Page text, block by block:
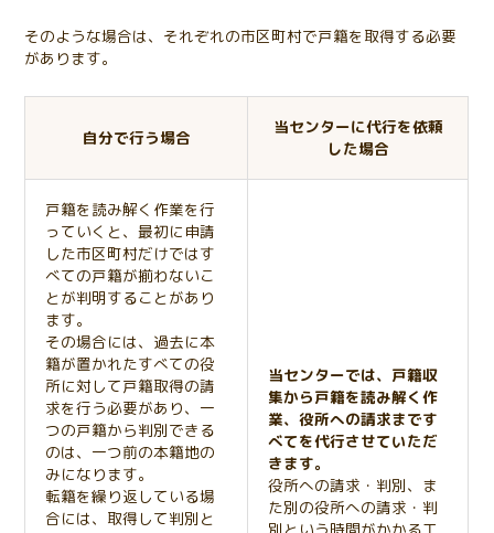
そのような場合は、それぞれの市区町村で戸籍を取得する必要
があります。
自分で行う場合
当センターに代行を依頼
した場合
戸籍を読み解く作業を行
っていくと、最初に申請
した市区町村だけではす
べての戸籍が揃わないこ
とが判明することがあり
ます。
その場合には、過去に本
籍が置かれたすべての役
所に対して戸籍取得の請
求を行う必要があり、一
つの戸籍から判別できる
のは、一つ前の本籍地の
みになります。
転籍を繰り返している場
合には、取得して判別と
当センターでは、戸籍収
集から戸籍を読み解く作
業、役所への請求まです
べてを代行させていただ
きます。
役所への請求・判別、ま
た別の役所への請求・判